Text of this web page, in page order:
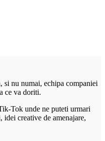
si nu numai, echipa companiei
ce va doriti.
Tok unde ne puteti urmari
creative de amenajare,